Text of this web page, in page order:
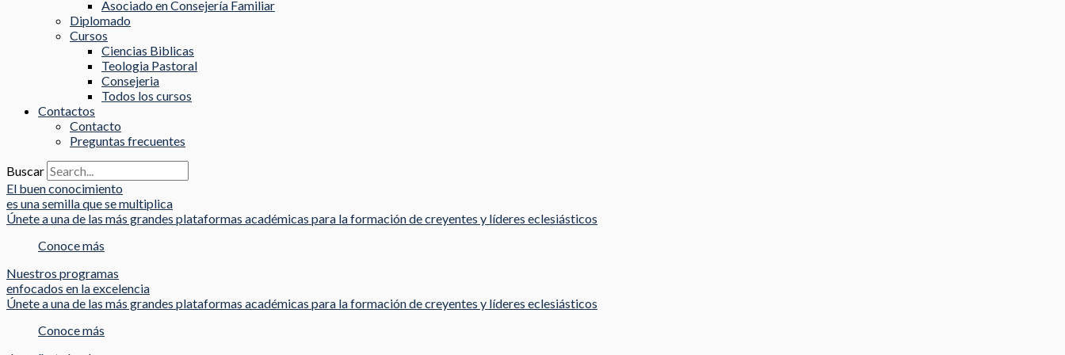
Asociado en Consejería Familiar
Diplomado
Cursos
Ciencias Biblicas
Teologia Pastoral
Consejeria
Todos los cursos
Contactos
Contacto
Preguntas frecuentes
Buscar
El buen conocimiento
es una semilla que se multiplica
Únete a una de las más grandes plataformas académicas para la formación de creyentes y líderes eclesiásticos
Conoce más
Nuestros programas
enfocados en la excelencia
Únete a una de las más grandes plataformas académicas para la formación de creyentes y líderes eclesiásticos
Conoce más